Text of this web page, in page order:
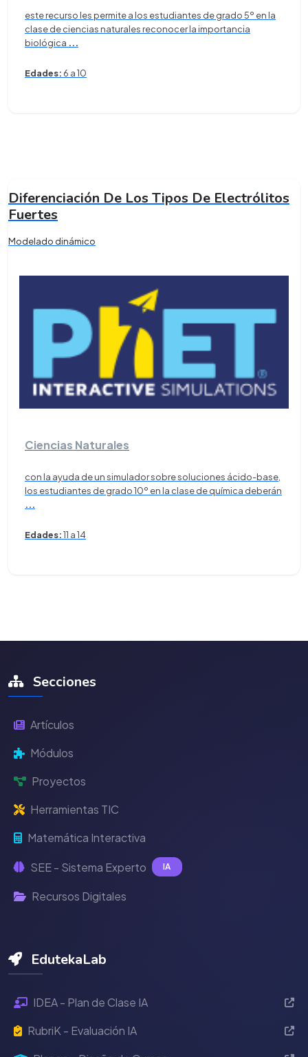
este recurso les permite a los estudiantes de grado 5º en la
clase de ciencias naturales reconocer la importancia
biológica ...
Edades: 6 a 10
Diferenciación De Los Tipos De Electrólitos
Fuertes
Modelado dinámico
Ciencias Naturales
con la ayuda de un simulador sobre soluciones ácido-base,
los estudiantes de grado 10º en la clase de química deberán
...
Edades:11 a 14
Secciones
Artículos
Módulos
Proyectos
Herramientas TIC
Matemática Interactiva
SEE - Sistema Experto IA
Recursos Digitales
EdutekaLab
IDEA - Plan de Clase IA
RubriK - Evaluación IA